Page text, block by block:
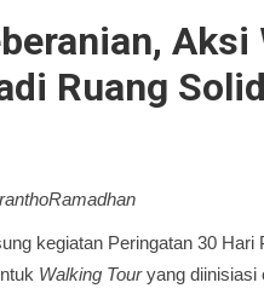
Aksi
Ruang
kegiatan Peringatan 30 Hari
Walking Touryang diinisiasi